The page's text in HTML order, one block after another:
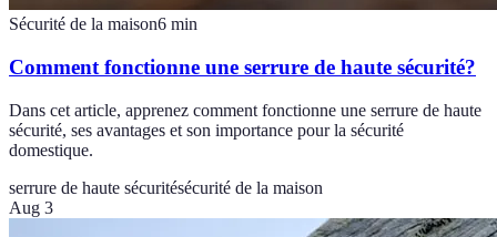
Sécurité de la maison6 min
Comment fonctionne une serrure de haute sécurité?
Dans cet article, apprenez comment fonctionne une serrure de haute
sécurité, ses avantages et son importance pour la sécurité
domestique.
serrure de haute sécuritésécurité de la maison
Aug 3